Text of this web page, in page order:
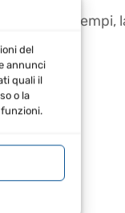
del
annunci
quali il
o la
di tutti i tempi,